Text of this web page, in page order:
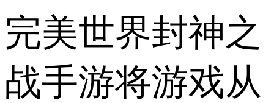
完美世界封神之
战手游将游戏从